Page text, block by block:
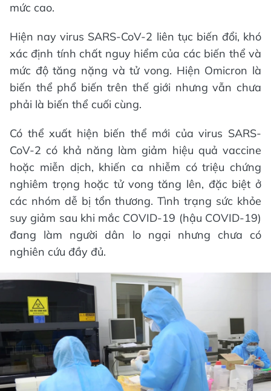
mức cao.
Hiện nay virus SARS-CoV-2 liên tục biến đổi, khó
xác định tính chất nguy hiểm của các biến thể và
mức độ tăng nặng và tử vong. Hiện Omicron là
biến thể phổ biến trên thế giới nhưng vẫn chưa
phải là biến thể cuối cùng.
Có thể xuất hiện biến thể mới của virus SARS-
CoV-2 có khả năng làm giảm hiệu quả vaccine
hoặc miễn dịch, khiến ca nhiễm có triệu chứng
nghiêm trọng hoặc tử vong tăng lên, đặc biệt ở
các nhóm dễ bị tổn thương. Tình trạng sức khỏe
suy giảm sau khi mắc COVID-19 (hậu COVID-19)
đang làm người dân lo ngại nhưng chưa có
nghiên cứu đầy đủ.